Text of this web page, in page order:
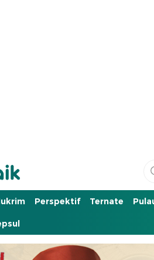
Perspektif Ternate